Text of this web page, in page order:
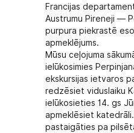
Francijas
Austrumu Pireneji —
purpura piekrastē
apmeklējums.
Mūsu ceļojuma
ielūkosimies
ekskursijas ietvaros
redzēsiet viduslaiku
ielūkosieties 14. gs
apmeklēsiet
pastaigāties pa